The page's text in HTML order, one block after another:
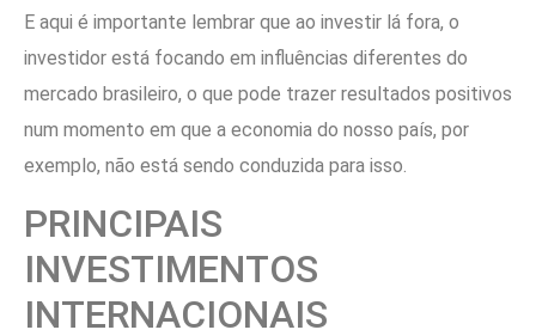
E aqui é importante lembrar que ao investir lá fora, o
investidor está focando em influências diferentes do
mercado brasileiro, o que pode trazer resultados positivos
num momento em que a economia do nosso país, por
exemplo, não está sendo conduzida para isso.
PRINCIPAIS
INVESTIMENTOS
INTERNACIONAIS